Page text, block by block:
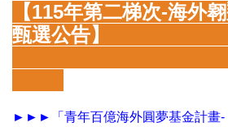
獎助學金
【115年第二梯次-海外
甄選公
►►► 「青年百億海外圓夢基金計畫-